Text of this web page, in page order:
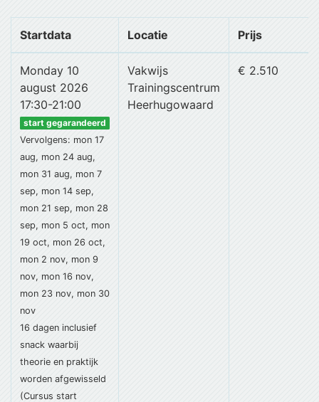
Startdata Locatie Prijs
Monday 10
august 2026
17:30-21:00
start gegarandeerd
Vervolgens: mon 17
aug, mon 24 aug,
mon 31 aug, mon 7
sep, mon 14 sep,
mon 21 sep, mon 28
sep, mon 5 oct, mon
19 oct, mon 26 oct,
mon 2 nov, mon 9
nov, mon 16 nov,
mon 23 nov, mon 30
nov
16 dagen inclusief
snack waarbij
theorie en praktijk
worden afgewisseld
(Cursus start
Vakwijs
Trainingscentrum
Heerhugowaard
€ 2.510